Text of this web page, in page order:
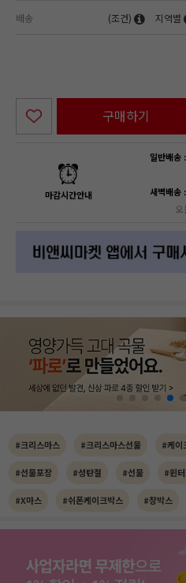
배송 (조건) 지역별
구매하기
마감시간안내
일반배송
새벽배송
#크리스마스 #크리스마스선물 #케이
#선물포장 #성탄절 #선물 #윈터
#X마스 #쉬폰케이크박스 #창박스